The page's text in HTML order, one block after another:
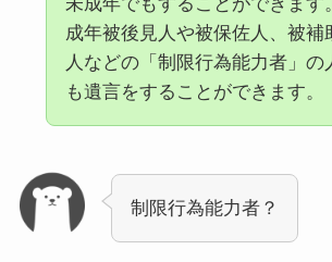
成年被後見人や被保佐人、被補
人などの「制限行為能力者」の
も遺言をすることができます。
制限行為能力者？